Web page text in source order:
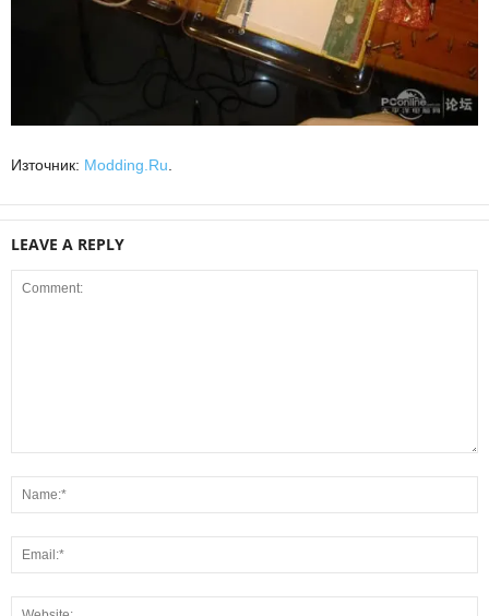
Източник: Modding.Ru
LEAVE A REPLY